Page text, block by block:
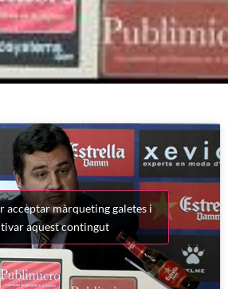
acceptar màrqueting galetes i
aquest contingut